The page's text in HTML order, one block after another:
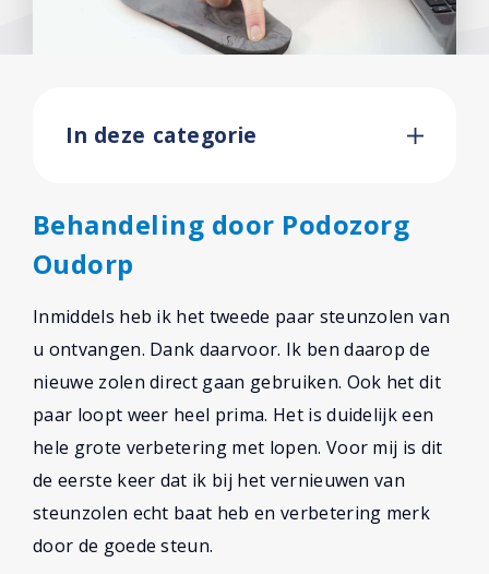
In deze categorie
Behandeling door Podozorg
Oudorp
Inmiddels heb ik het tweede paar steunzolen van
u ontvangen. Dank daarvoor. Ik ben daarop de
nieuwe zolen direct gaan gebruiken. Ook het dit
paar loopt weer heel prima. Het is duidelijk een
hele grote verbetering met lopen. Voor mij is dit
de eerste keer dat ik bij het vernieuwen van
steunzolen echt baat heb en verbetering merk
door de goede steun.